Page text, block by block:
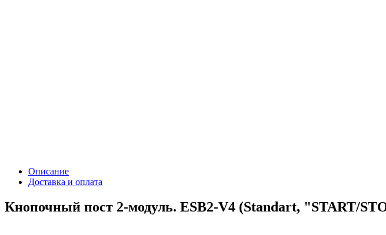
Описание
Доставка и оплата
Кнопочный пост 2-модуль. ESB2-V4 (Standart, "START/